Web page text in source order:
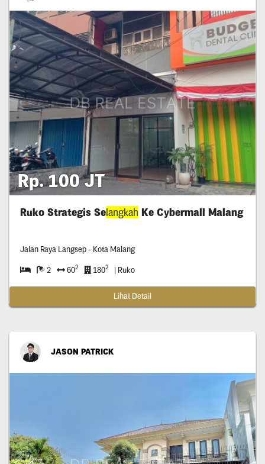
Rp. 100 JT
Ruko Strategis Selangkah Ke Cybermall Malang
Jalan Raya Langsep - Kota Malang
2 602 1802 | Ruko
Lihat Detail
JASON PATRICK